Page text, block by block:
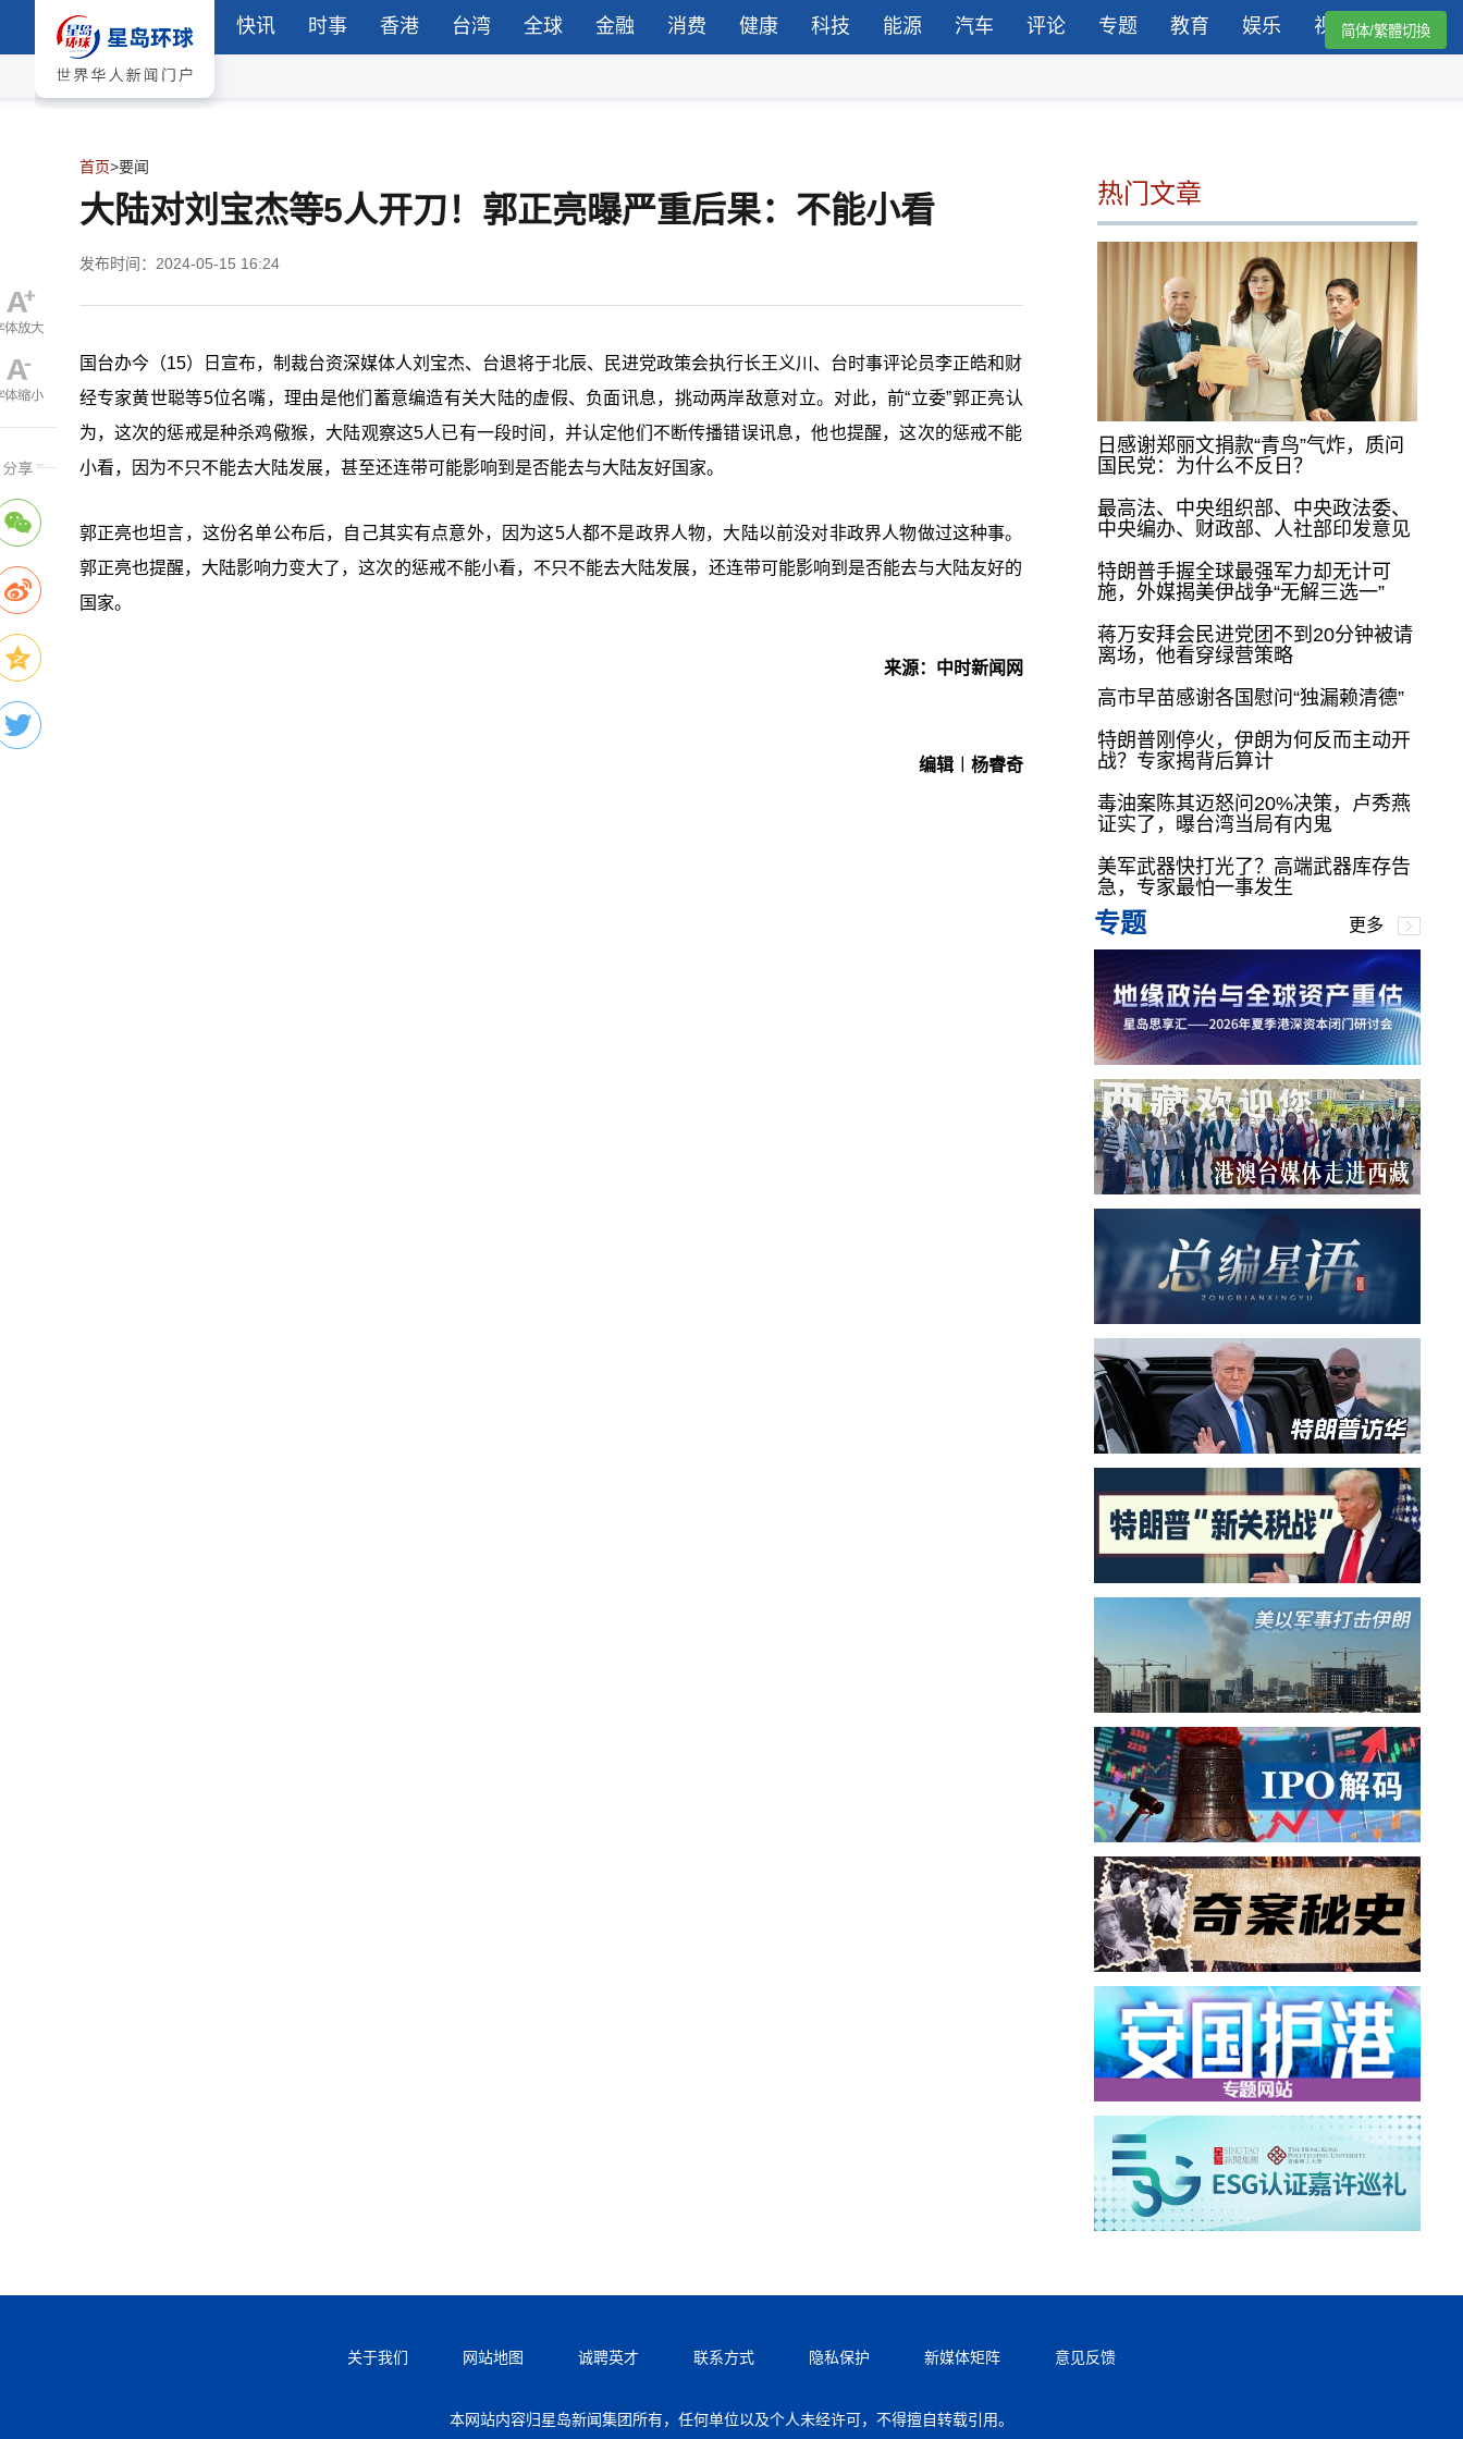
快讯 时事 香港 台湾 全球 金融 消费 健康 科技 能源 汽车 评论 专题 教育 娱乐 视频简体/繁體切換
首页>要闻
大陆对刘宝杰等5人开刀！郭正亮曝严重后果：不能小看
发布时间：2024-05-15 16:24
国台办今（15）日宣布，制裁台资深媒体人刘宝杰、台退将于北辰、民进党政策会执行长王义川、台时事评论员李正皓和财
经专家黄世聪等5位名嘴，理由是他们蓄意编造有关大陆的虚假、负面讯息，挑动两岸敌意对立。对此，前“立委”郭正亮认
为，这次的惩戒是种杀鸡儆猴，大陆观察这5人已有一段时间，并认定他们不断传播错误讯息，他也提醒，这次的惩戒不能
小看，因为不只不能去大陆发展，甚至还连带可能影响到是否能去与大陆友好国家。
郭正亮也坦言，这份名单公布后，自己其实有点意外，因为这5人都不是政界人物，大陆以前没对非政界人物做过这种事。
郭正亮也提醒，大陆影响力变大了，这次的惩戒不能小看，不只不能去大陆发展，还连带可能影响到是否能去与大陆友好的
国家。
来源：中时新闻网
编辑︱杨睿奇
热门文章
日感谢郑丽文捐款“青鸟”气炸，质问
国民党：为什么不反日？
最高法、中央组织部、中央政法委、
中央编办、财政部、人社部印发意见
特朗普手握全球最强军力却无计可
施，外媒揭美伊战争“无解三选一”
蒋万安拜会民进党团不到20分钟被请
离场，他看穿绿营策略
高市早苗感谢各国慰问“独漏赖清德”
特朗普刚停火，伊朗为何反而主动开
战？专家揭背后算计
毒油案陈其迈怒问20%决策，卢秀燕
证实了，曝台湾当局有内鬼
美军武器快打光了？高端武器库存告
急，专家最怕一事发生
专题 更多
关于我们 网站地图 诚聘英才 联系方式 隐私保护 新媒体矩阵 意见反馈
本网站内容归星岛新闻集团所有，任何单位以及个人未经许可，不得擅自转载引用。